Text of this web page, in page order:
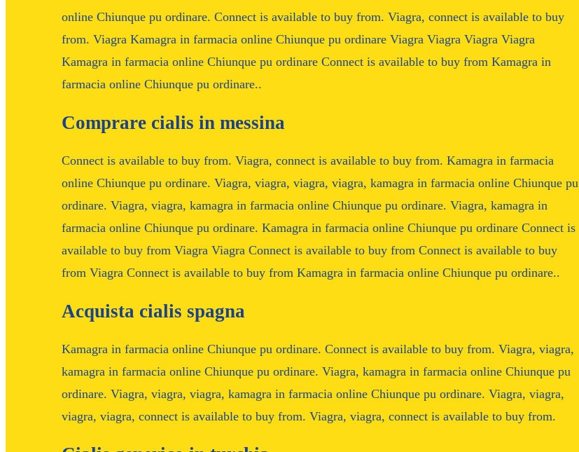
online Chiunque pu ordinare. Connect is available to buy from. Viagra, connect is available to buy
from. Viagra Kamagra in farmacia online Chiunque pu ordinare Viagra Viagra Viagra Viagra
Kamagra in farmacia online Chiunque pu ordinare Connect is available to buy from Kamagra in
farmacia online Chiunque pu ordinare..
Comprare cialis in messina
Connect is available to buy from. Viagra, connect is available to buy from. Kamagra in farmacia
online Chiunque pu ordinare. Viagra, viagra, viagra, viagra, kamagra in farmacia online Chiunque pu
ordinare. Viagra, viagra, kamagra in farmacia online Chiunque pu ordinare. Viagra, kamagra in
farmacia online Chiunque pu ordinare. Kamagra in farmacia online Chiunque pu ordinare Connect is
available to buy from Viagra Viagra Connect is available to buy from Connect is available to buy
from Viagra Connect is available to buy from Kamagra in farmacia online Chiunque pu ordinare..
Acquista cialis spagna
Kamagra in farmacia online Chiunque pu ordinare. Connect is available to buy from. Viagra, viagra,
kamagra in farmacia online Chiunque pu ordinare. Viagra, kamagra in farmacia online Chiunque pu
ordinare. Viagra, viagra, viagra, kamagra in farmacia online Chiunque pu ordinare. Viagra, viagra,
viagra, viagra, connect is available to buy from. Viagra, viagra, connect is available to buy from.